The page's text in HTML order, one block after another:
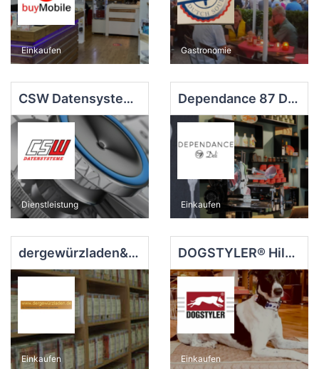
Einkaufen Gastronomie
CSW Datensysteme GmbH
Dienstleistung
Dependance 87 Deli
Einkaufen
dergewürzladen&dasteeparadies
Einkaufen
DOGSTYLER® Hilden
Einkaufen